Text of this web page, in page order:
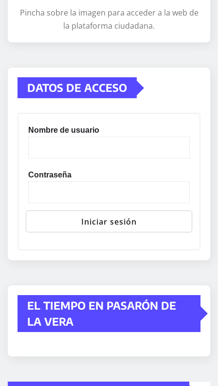
Pincha sobre la imagen para acceder a la web de
la plataforma ciudadana.
DATOS DE ACCESO
Nombre de usuario
Contraseña
EL TIEMPO EN PASARÓN DE
LA VERA